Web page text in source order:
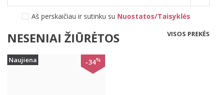
Aš perskaičiau ir sutinku su Nuostatos/Taisyklės
NESENIAI ŽIŪRĖTOS VISOS PREKĖS
Naujiena -34%